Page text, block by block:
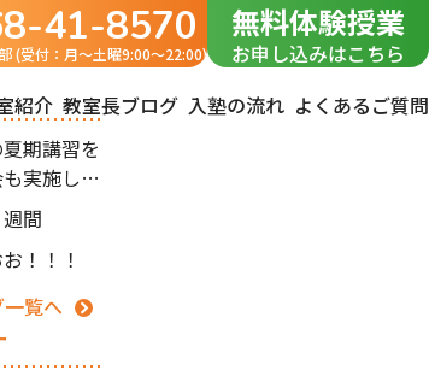
41-8570
(受付：月〜土曜9:00～22:00)
無料体験授業
お申し込みはこちら
紹介 教室長ブログ 入塾の流れ よくあるご質問
期講習を
実施しま
間
！！！
覧へ